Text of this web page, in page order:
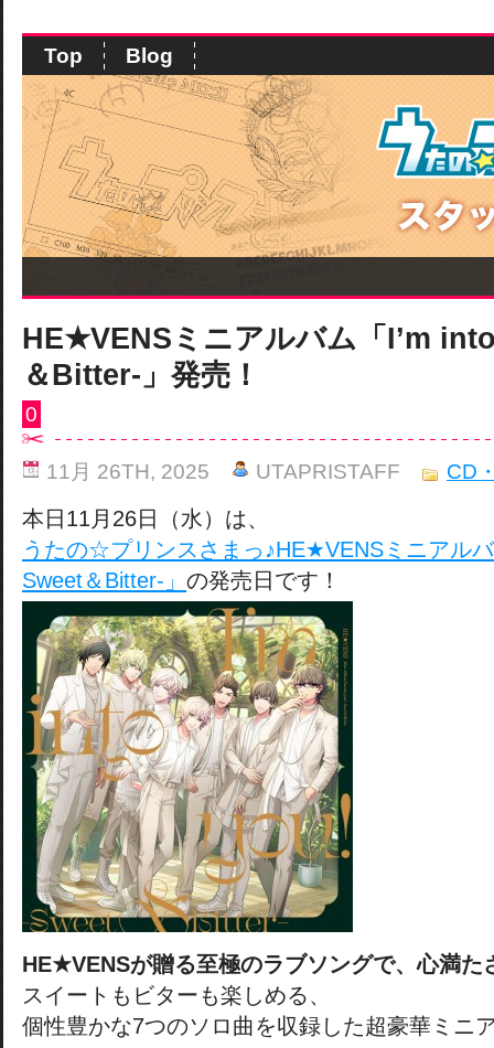
Top Blog
HE★VENSミニアルバム「I’m
＆Bitter-」発売！
0
11月 26TH, 2025 UTAPRISTAFF CD
本日11月26日（水）は、
うたの☆プリンスさまっ♪HE★VENSミニアル
Sweet＆Bitter-」 の発売日です！
HE★VENSが贈る至極のラブソングで、心満た
スイートもビターも楽しめる、
個性豊かな7つのソロ曲を収録した超豪華ミニ